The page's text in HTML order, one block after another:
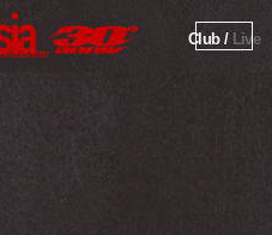
Club / Live